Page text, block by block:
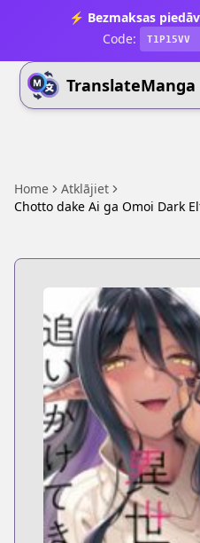
⚡ Bezmaksas
Code:
T1P15VV
TranslateManga
Home
Atklājiet
Chotto dake Ai ga Omoi Dark